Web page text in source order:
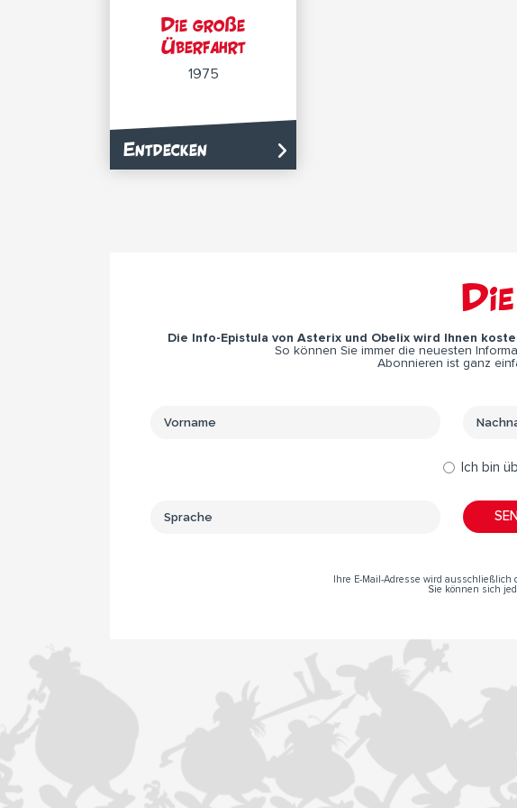
Die große
Überfahrt
1975
Entdecken
Die Info-Epistula von Asterix und Obelix wird Ihnen
So können Sie immer die neuesten
Abonnieren ist ganz
Ich bin
Ihre E-Mail-Adresse wird
Sie können sich